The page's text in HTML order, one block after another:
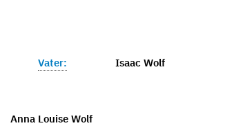
Vater: Isaac Wolf
Anna Louise Wolf